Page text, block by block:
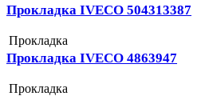
Прокладка IVECO 504313387
Прокладка
Прокладка IVECO 4863947
Прокладка